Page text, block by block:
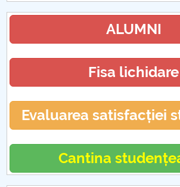
ALUMNI
Fisa lichidare
Evaluarea satisfacției
Cantina